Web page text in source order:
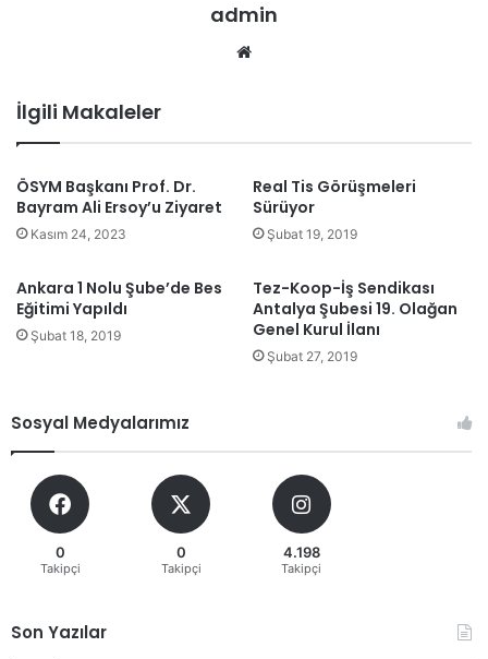
admin
İlgili Makaleler
ÖSYM Başkanı Prof. Dr.
Bayram Ali Ersoy’u Ziyaret
Kasım 24, 2023
Real Tis Görüşmeleri
Sürüyor
Şubat 19, 2019
Ankara 1 Nolu Şube’de Bes
Eğitimi Yapıldı
Şubat 18, 2019
Tez-Koop-İş Sendikası
Antalya Şubesi 19. Olağan
Genel Kurul İlanı
Şubat 27, 2019
Sosyal Medyalarımız
0
Takipçi
0
Takipçi
4.198
Takipçi
Son Yazılar